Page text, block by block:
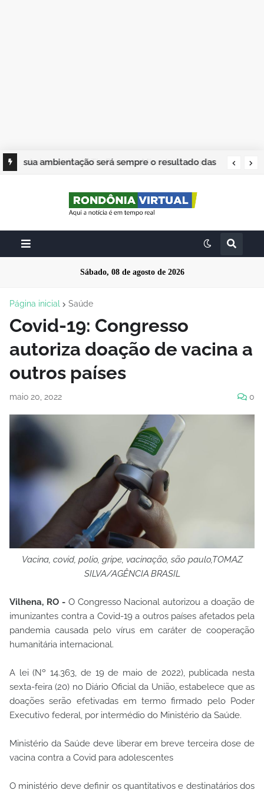
sua ambientação será sempre o resultado das
Sábado, 08 de agosto de 2026
Página inicial Saúde
Covid-19: Congresso
autoriza doação de vacina a
outros países
maio 20, 2022 0
Vacina, covid, polio, gripe, vacinação, são paulo,TOMAZ
SILVA/AGÊNCIA BRASIL
Vilhena, RO - O Congresso Nacional autorizou a doação de
imunizantes contra a Covid-19 a outros países afetados pela
pandemia causada pelo vírus em caráter de cooperação
humanitária internacional.
A lei (Nº 14.363, de 19 de maio de 2022), publicada nesta
sexta-feira (20) no Diário Oficial da União, estabelece que as
doações serão efetivadas em termo firmado pelo Poder
Executivo federal, por intermédio do Ministério da Saúde.
Ministério da Saúde deve liberar em breve terceira dose de
vacina contra a Covid para adolescentes
O ministério deve definir os quantitativos e destinatários dos